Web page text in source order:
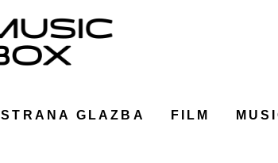
STRANA GLAZBA FILM